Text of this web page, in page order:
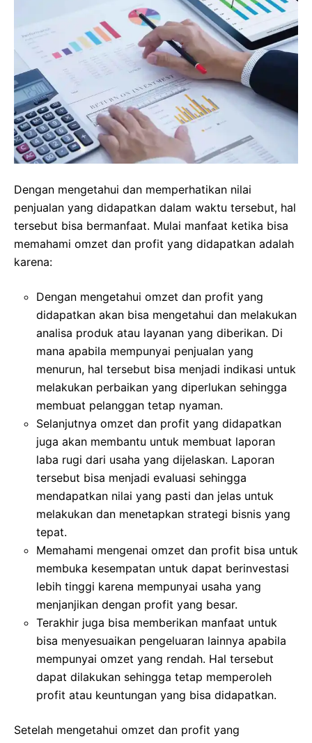
Dengan mengetahui dan memperhatikan nilai
penjualan yang didapatkan dalam waktu tersebut, hal
tersebut bisa bermanfaat. Mulai manfaat ketika bisa
memahami omzet dan profit yang didapatkan adalah
karena:
Dengan mengetahui omzet dan profit yang
didapatkan akan bisa mengetahui dan melakukan
analisa produk atau layanan yang diberikan. Di
mana apabila mempunyai penjualan yang
menurun, hal tersebut bisa menjadi indikasi untuk
melakukan perbaikan yang diperlukan sehingga
membuat pelanggan tetap nyaman.
Selanjutnya omzet dan profit yang didapatkan
juga akan membantu untuk membuat laporan
laba rugi dari usaha yang dijelaskan. Laporan
tersebut bisa menjadi evaluasi sehingga
mendapatkan nilai yang pasti dan jelas untuk
melakukan dan menetapkan strategi bisnis yang
tepat.
Memahami mengenai omzet dan profit bisa untuk
membuka kesempatan untuk dapat berinvestasi
lebih tinggi karena mempunyai usaha yang
menjanjikan dengan profit yang besar.
Terakhir juga bisa memberikan manfaat untuk
bisa menyesuaikan pengeluaran lainnya apabila
mempunyai omzet yang rendah. Hal tersebut
dapat dilakukan sehingga tetap memperoleh
profit atau keuntungan yang bisa didapatkan.
Setelah mengetahui omzet dan profit yang